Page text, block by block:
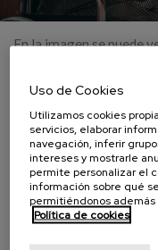
En la imagen se puede
que indica que está
sostiene una sartén
observar alimentos. El
hogareño, con
utensilios y especias
que entra por las
Uso de Cookies
Utilizamos cookies
servicios, elaborar
navegación, inferir
intereses y mostrarle
permite personalizar el
información sobre qué
permitiéndonos además
Política de cookies